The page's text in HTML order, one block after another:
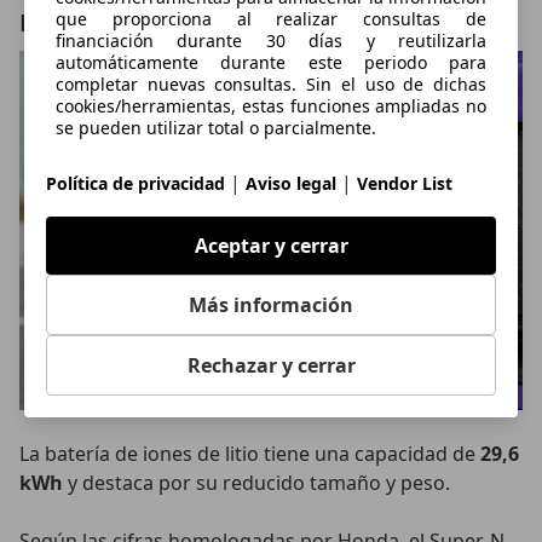
que proporciona al realizar consultas de
financiación durante 30 días y reutilizarla
automáticamente durante este periodo para
completar nuevas consultas. Sin el uso de dichas
cookies/herramientas, estas funciones ampliadas no
se pueden utilizar total o parcialmente.
Política de privacidad | Aviso legal | Vendor List
Aceptar y cerrar
Más información
Rechazar y cerrar
Hasta 206 kilómetros de autonomía
La batería de iones de litio tiene una capacidad de29,6
kWh y destaca por su reducido tamaño y peso.